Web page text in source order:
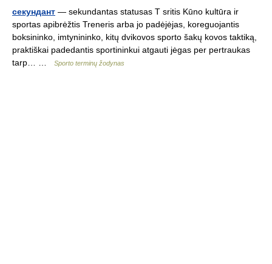
секундант — sekundantas statusas T sritis Kūno kultūra ir
sportas apibrėžtis Treneris arba jo padėjėjas, koreguojantis
boksininko, imtynininko, kitų dvikovos sporto šakų kovos taktiką,
praktiškai padedantis sportininkui atgauti jėgas per pertraukas
tarp… …
Sporto terminų žodynas